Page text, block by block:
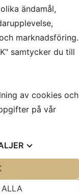
ändamål,
marknadsföring.
samtycker du till
av cookies och
på vår
ALLA